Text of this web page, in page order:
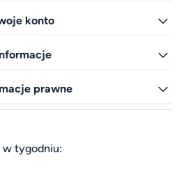
konto
prawne
w tygodniu: